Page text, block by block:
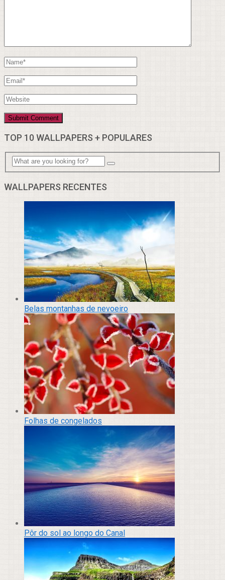
TOP 10 WALLPAPERS + POPULARES
WALLPAPERS RECENTES
Belas montanhas de nevoeiro
Folhas de congelados
Pôr do sol ao longo do Canal